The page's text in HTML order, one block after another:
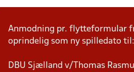
Anmodning pr. flytteformular
oprindelig som ny spilledato til:
DBU Sjælland v/Thomas